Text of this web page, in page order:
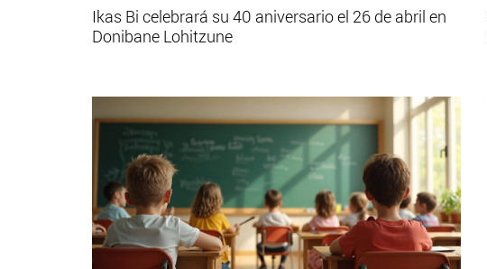
Ikas Bi celebrará su 40 aniversario el 26 de abril en
Donibane Lohitzune